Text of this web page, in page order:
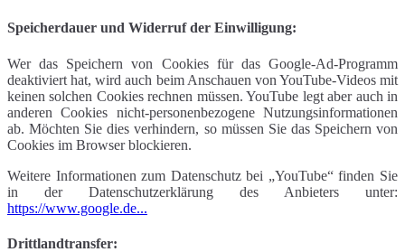
Speicherdauer und Widerruf der Einwilligung:
Wer das Speichern von Cookies für das Google-Ad-Programm
deaktiviert hat, wird auch beim Anschauen von YouTube-Videos mit
keinen solchen Cookies rechnen müssen. YouTube legt aber auch in
anderen Cookies nicht-personenbezogene Nutzungsinformationen
ab. Möchten Sie dies verhindern, so müssen Sie das Speichern von
Cookies im Browser blockieren.
Weitere Informationen zum Datenschutz bei „YouTube“ finden Sie
in der Datenschutzerklärung des Anbieters unter:
https://www.google.de...
Drittlandtransfer: